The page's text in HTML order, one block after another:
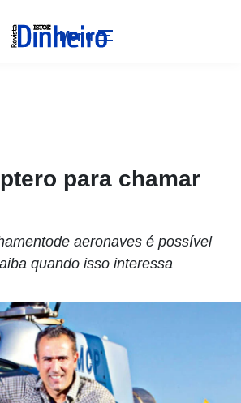
Menu
para chamar
aeronaves é possível
quando isso interessa